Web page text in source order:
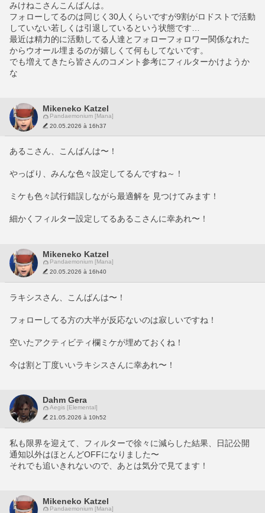
みけねこさんこんばんは。
フォローしてるのは同じく30人くらいですが9割がロドストで活動
していない若しくは引退しているという状態です…
最近は精力的に活動してる人達とフォローフォロワー関係なれた
からウオール埋まるのが嬉しくて何もしてないです。
でも増えてきたら皆さんのコメント参考にフィルターかけようか
な
Mikeneko Katzel
Pandaemonium [Mana]
20.05.2026 à 16h37
あるこさん、こんばんは〜！
やっぱり、みんな色々設定してるんですね～！
ミケも色々試行錯誤しながら最適解を 見つけてみます！
細かくフィルター設定してるあるこさんに幸あれ〜！
Mikeneko Katzel
Pandaemonium [Mana]
20.05.2026 à 16h40
ラキシスさん、こんばんは〜！
フォローしてる方の大半が反応ないのは寂しいですね！
空いたアクティビティ欄ミケが埋めておくね！
今は割と丁度いいラキシスさんに幸あれ〜！
Dahm Gera
Aegis [Elemental]
21.05.2026 à 10h52
私も限界を迎えて、フィルターで徐々に減らした結果、日記公開
通知以外はほとんどOFFになりました〜
それでも追いきれないので、あとは気分で見てます！
Mikeneko Katzel
Pandaemonium [Mana]